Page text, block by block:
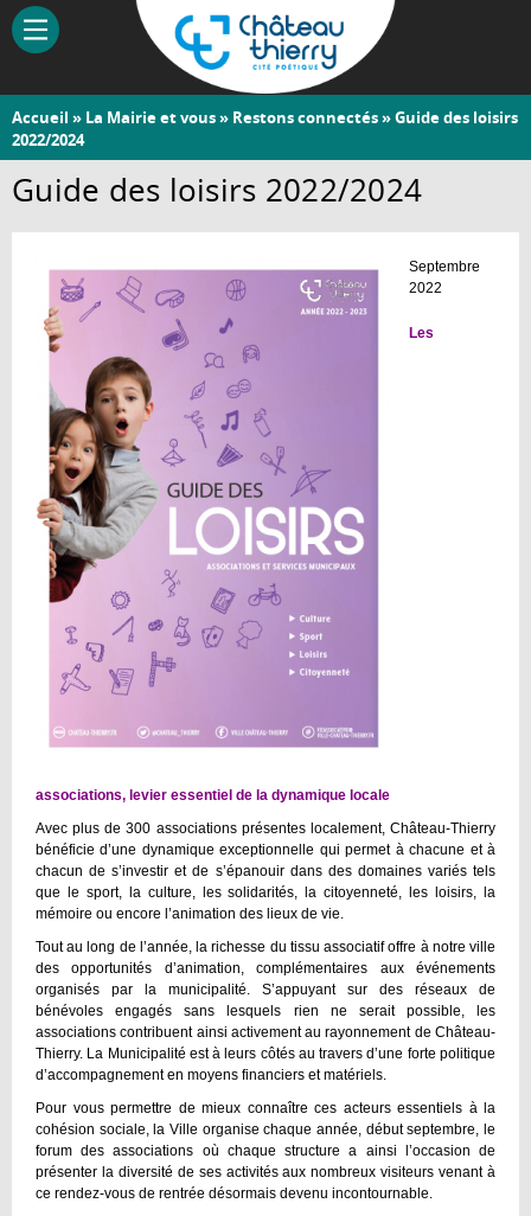
Aller
contenu
Château-
Thierry
Vous
êtes
ici
Accueil » La Mairie et vous» Restons connectés» Guide des loisirs
2022/2024
Guide des loisirs 2022/2024
Septembre
2022
Les
associations, levier essentiel de la dynamique locale
Avec plus de 300 associations présentes localement, Château-Thierry
bénéficie d’une dynamique exceptionnelle qui permet à chacune et à
chacun de s’investir et de s’épanouir dans des domaines variés tels
que le sport, la culture, les solidarités, la citoyenneté, les loisirs, la
mémoire ou encore l’animation des lieux de vie.
Tout au long de l’année, la richesse du tissu associatif offre à notre ville
des opportunités d’animation, complémentaires aux événements
organisés par la municipalité. S’appuyant sur des réseaux de
bénévoles engagés sans lesquels rien ne serait possible, les
associations contribuent ainsi activement au rayonnement de Château-
Thierry. La Municipalité est à leurs côtés au travers d’une forte politique
d’accompagnement en moyens financiers et matériels.
Pour vous permettre de mieux connaître ces acteurs essentiels à la
cohésion sociale, la Ville organise chaque année, début septembre, le
forum des associations où chaque structure a ainsi l’occasion de
présenter la diversité de ses activités aux nombreux visiteurs venant à
ce rendez-vous de rentrée désormais devenu incontournable.